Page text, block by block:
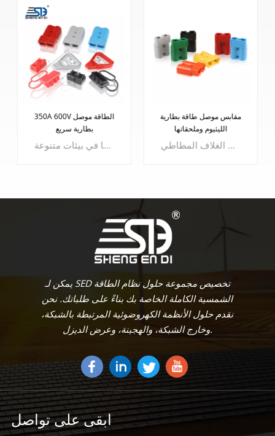
350A 600V الطاقة موصل
بطارية سريع
موصل بطارية ليثيوم بوليمر 350 أمبير 600 فولت. تم تصميم هذا الموصل بدقة باستخدام قالب حقن الكمبيوتر عالي الجودة، ويتميز بخصائص استثنائية تعيد تعريف المتانة والأداء.- غلاف مصبوب بحقن الكمبيوتر الممتاز: يتم تغليف الموصلات الخاصة بنا بمواد الكمبيوتر عالية المستوى، مما يضمن أداءً فائقًا في ظل ظروف مختلفة.- مرونة درجة الحرارة: تعمل بشكل لا تشوبه شائبة ضمن نطاق درجة حرارة يتراوح من -25 درجة مئوية إلى 125 درجة مئوية، وتحافظ موصلاتنا على كفاءتها في بيئات متنوعة.
مقابس موصل طاقة بطارية
الليثيوم وملحقاتها
يتم إدخال نفس اللون بغض النظر عن الذكور والإناث، ويتم استخدام قابس الطاقة الملحق في مناسبات مختلفة، والتيار المقدر 50 أمبير، والجهد المقدر 600 فولت، ويمكن اختيار مجموعة متنوعة من ألوان الغلاف المطاطي
يتعلم أكثر
يمكن لـ SED تخصيص مجموعة حلول نظام الطاقة
الشمسية الكاملة الخاصة بك بناءً على طلباتك. نحن
نقدم حلول الأنظمة الكهروضوئية المرتبطة بالشبكة،
وخارج الشبكة، والهجينة، وعرض الديزل.
ابقى على تواصل